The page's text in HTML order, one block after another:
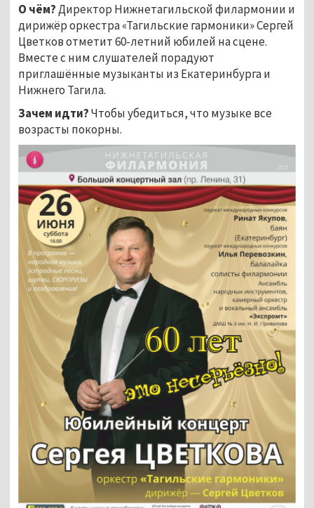
О чём?Директор Нижнетагильской филармонии и
дирижёр оркестра «Тагильские гармоники» Сергей
Цветков отметит 60-летний юбилей на сцене.
Вместе с ним слушателей порадуют
приглашённые музыканты из Екатеринбурга и
Нижнего Тагила.
Зачем идти?Чтобы убедиться, что музыке все
возрасты покорны.